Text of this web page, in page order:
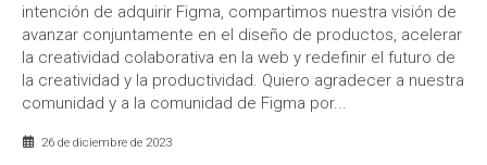
intención de adquirir Figma, compartimos nuestra visión de
avanzar conjuntamente en el diseño de productos, acelerar
la creatividad colaborativa en la web y redefinir el futuro de
la creatividad y la productividad. Quiero agradecer a nuestra
comunidad y a la comunidad de Figma por...
26 de diciembre de 2023